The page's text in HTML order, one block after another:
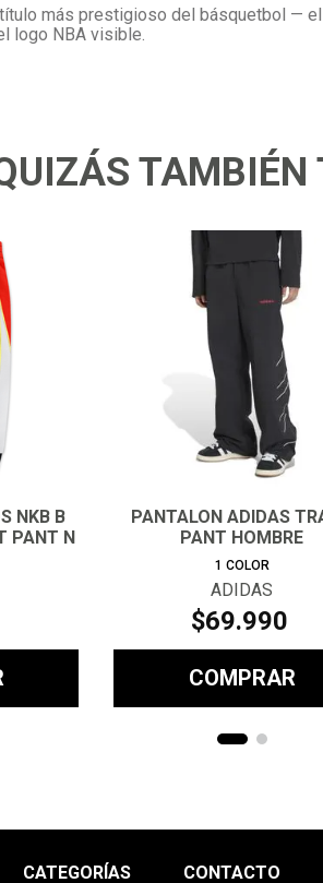
más prestigioso del básquetbol —
logo NBA visible.
TAMBIÉN
NKB B
PANT N
PANTALON ADIDAS
PANT HOMBRE
1 COLOR
ADIDAS
$69.990
COMPRAR
CATEGORÍAS CONTACTO